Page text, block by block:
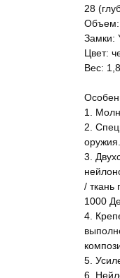
28
Объем:
Замки:
Цвет:
Вес:
1.
2.
оружия.
3.
/ ткань
1000
4.
5.
6.